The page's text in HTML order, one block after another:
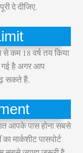
दे दीजिए.
कम 18 वर्ष तय किया
गई है अगर आप
सकते हैं.
आपके पास होना सबसे
मार्कशीट पासपोर्ट